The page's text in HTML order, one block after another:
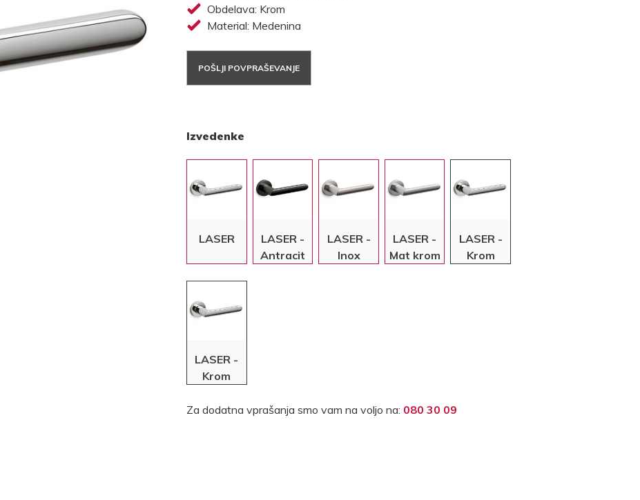
Obdelava: Krom
Material: Medenina
POŠLJI POVPRAŠEVANJE
Izvedenke
LASER
LASER -
Antracit
LASER -
Inox
LASER -
Mat krom
LASER -
Krom
LASER -
Krom
Za dodatna vprašanja smo vam na voljo na: 080 30 09